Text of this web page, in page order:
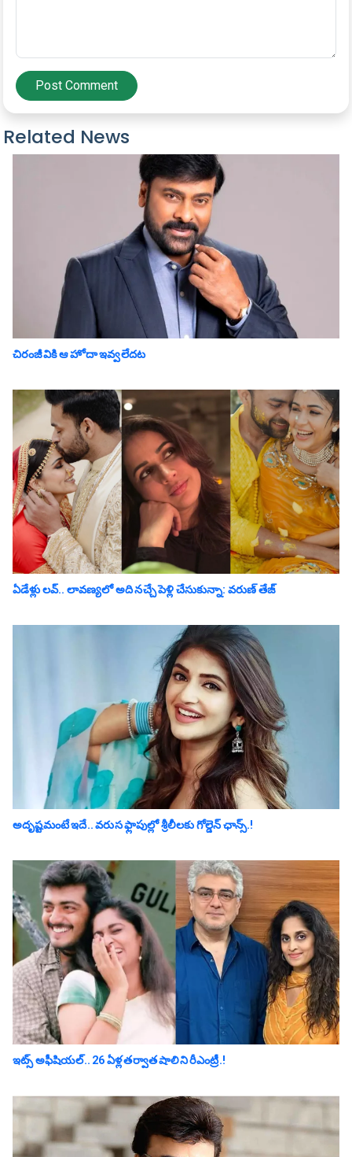
Post Comment
Related News
చిరంజీవికి ఆ హోదా ఇవ్వలేదట
ఏడేళ్లు ల‌వ్‌.. లావ‌ణ్య‌లో అది న‌చ్చే పెళ్లి చేసుకున్నా: వ‌రుణ్ తేజ్‌
అదృష్టమంటే ఇదే.. వ‌రుస ఫ్లాపుల్లో శ్రీ‌లీల‌కు గోల్డెన్ ఛాన్స్‌.!
ఇట్స్ అఫీషియ‌ల్‌.. 26 ఏళ్ల తర్వాత షాలిని రీఎంట్రీ.!